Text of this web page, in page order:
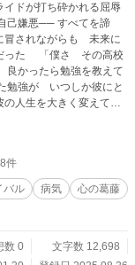
ドが打ち砕かれる屈辱
嫌悪── すべてを諦
されながらも 未来に
の高校
人生を大きく変えてい
実 それは 巧也の人生
温まる青春ストーリー
きる人へ贈る 感動と再
件
バル 病気
心の葛藤
数 0
文字数 12,698